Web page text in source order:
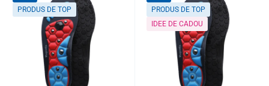
PRODUS DE TOP
PRODUS DE TOP
IDEE DE CADOU